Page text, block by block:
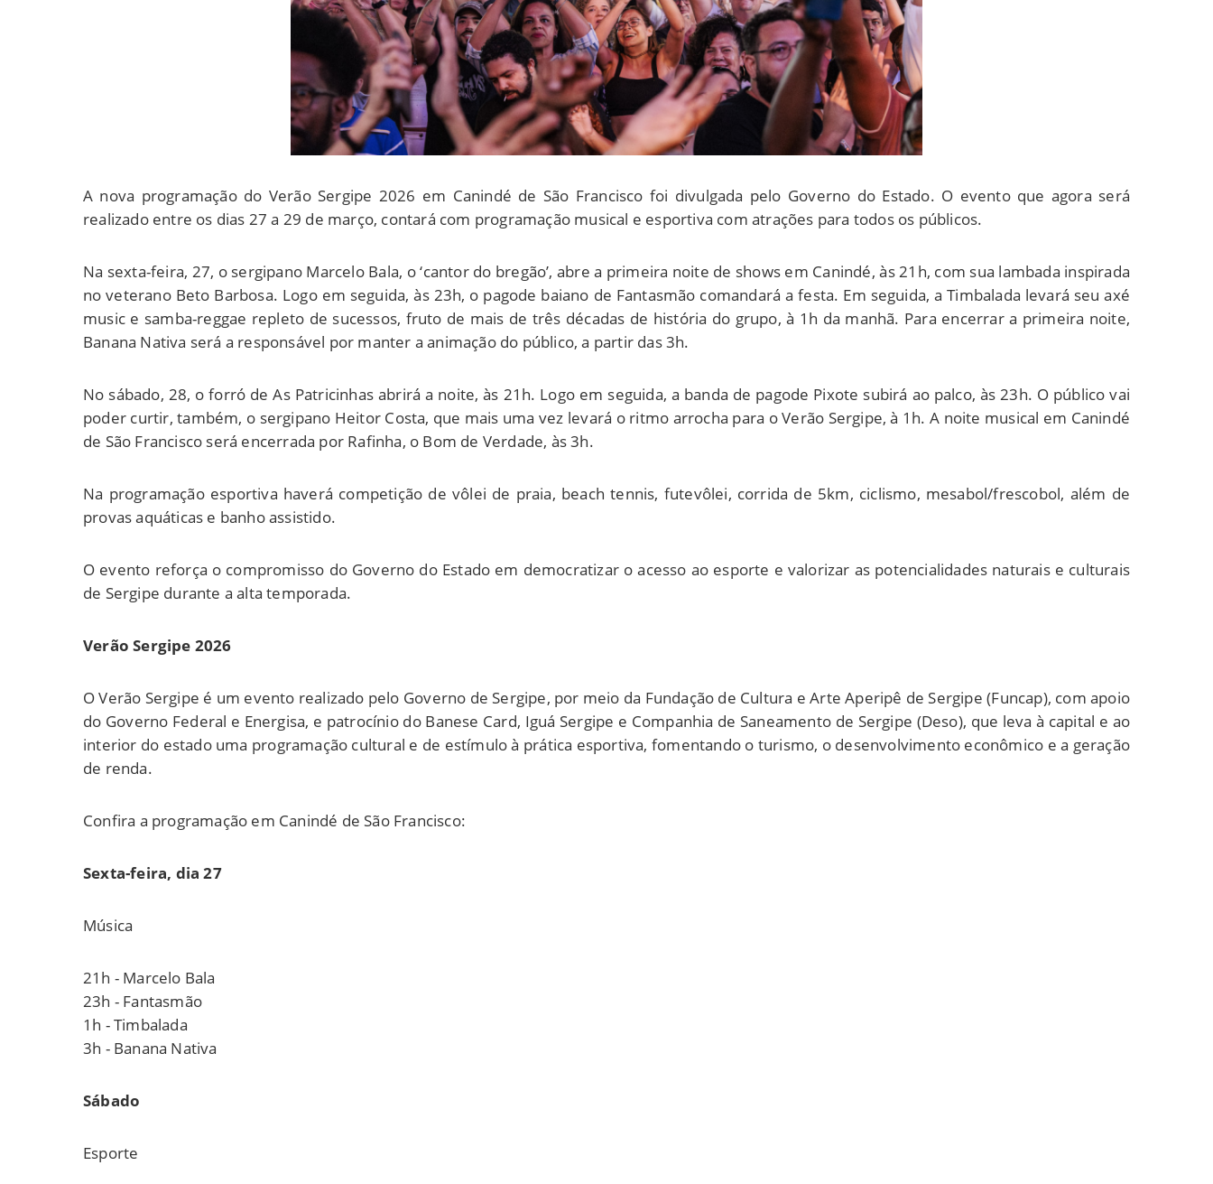
A nova programação do Verão Sergipe 2026 em Canindé de São Francisco foi divulgada pelo Governo do Estado. O evento que agora será
realizado entre os dias 27 a 29 de março, contará com programação musical e esportiva com atrações para todos os públicos.
Na sexta-feira, 27, o sergipano Marcelo Bala, o ‘cantor do bregão’, abre a primeira noite de shows em Canindé, às 21h, com sua lambada inspirada
no veterano Beto Barbosa. Logo em seguida, às 23h, o pagode baiano de Fantasmão comandará a festa. Em seguida, a Timbalada levará seu axé
music e samba-reggae repleto de sucessos, fruto de mais de três décadas de história do grupo, à 1h da manhã. Para encerrar a primeira noite,
Banana Nativa será a responsável por manter a animação do público, a partir das 3h.
No sábado, 28, o forró de As Patricinhas abrirá a noite, às 21h. Logo em seguida, a banda de pagode Pixote subirá ao palco, às 23h. O público vai
poder curtir, também, o sergipano Heitor Costa, que mais uma vez levará o ritmo arrocha para o Verão Sergipe, à 1h. A noite musical em Canindé
de São Francisco será encerrada por Rafinha, o Bom de Verdade, às 3h.
Na programação esportiva haverá competição de vôlei de praia, beach tennis, futevôlei, corrida de 5km, ciclismo, mesabol/frescobol, além de
provas aquáticas e banho assistido.
O evento reforça o compromisso do Governo do Estado em democratizar o acesso ao esporte e valorizar as potencialidades naturais e culturais
de Sergipe durante a alta temporada.
Verão Sergipe 2026
O Verão Sergipe é um evento realizado pelo Governo de Sergipe, por meio da Fundação de Cultura e Arte Aperipê de Sergipe (Funcap), com apoio
do Governo Federal e Energisa, e patrocínio do Banese Card, Iguá Sergipe e Companhia de Saneamento de Sergipe (Deso), que leva à capital e ao
interior do estado uma programação cultural e de estímulo à prática esportiva, fomentando o turismo, o desenvolvimento econômico e a geração
de renda.
Confira a programação em Canindé de São Francisco:
Sexta-feira, dia 27
Música
21h - Marcelo Bala
23h - Fantasmão
1h - Timbalada
3h - Banana Nativa
Sábado
Esporte